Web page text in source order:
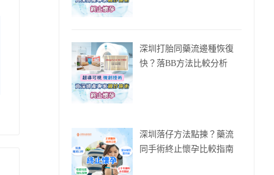
深圳打胎同藥流邊種恢復
快？落BB方法比較分析
深圳落仔方法點揀？藥流
同手術終止懷孕比較指南